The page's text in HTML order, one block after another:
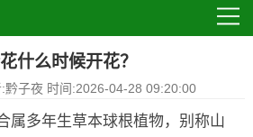
什么时候开花？
黔子夜 时间:2026-04-28 09:20:00
属多年生草本球根植物，别称山